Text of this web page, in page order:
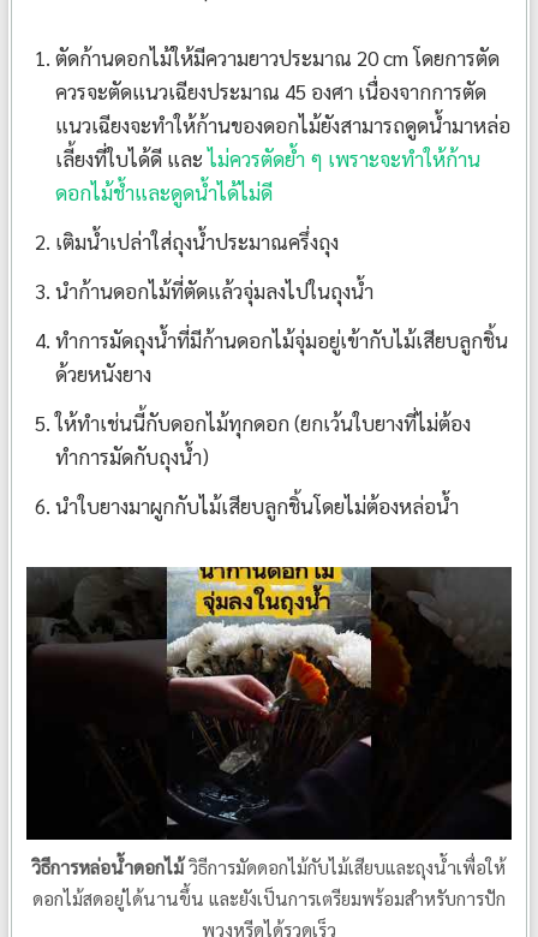
ตัดก้านดอกไม้ให้มีความยาวประมาณ 20 cm โดยการตัด
ควรจะตัดแนวเฉียงประมาณ 45 องศา เนื่องจากการตัด
แนวเฉียงจะทำให้ก้านของดอกไม้ยังสามารถดูดน้ำมาหล่อ
เลี้ยงที่ใบได้ดี และไม่ควรตัดย้ำ ๆ เพราะจะทำให้ก้าน
ดอกไม้ช้ำและดูดน้ำได้ไม่ดี
เติมน้ำเปล่าใส่ถุงน้ำประมาณครึ่งถุง
นำก้านดอกไม้ที่ตัดแล้วจุ่มลงไปในถุงน้ำ
ทำการมัดถุงน้ำที่มีก้านดอกไม้จุ่มอยู่เข้ากับไม้เสียบลูกชิ้น
ด้วยหนังยาง
ให้ทำเช่นนี้กับดอกไม้ทุกดอก (ยกเว้นใบยางที่ไม่ต้อง
ทำการมัดกับถุงน้ำ)
นำใบยางมาผูกกับไม้เสียบลูกชิ้นโดยไม่ต้องหล่อน้ำ
วิธีการหล่อน้ำดอกไม้วิธีการมัดดอกไม้กับไม้เสียบและถุงน้ำเพื่อให้
ดอกไม้สดอยู่ได้นานขึ้น และยังเป็นการเตรียมพร้อมสำหรับการปัก
พวงหรีดได้รวดเร็ว